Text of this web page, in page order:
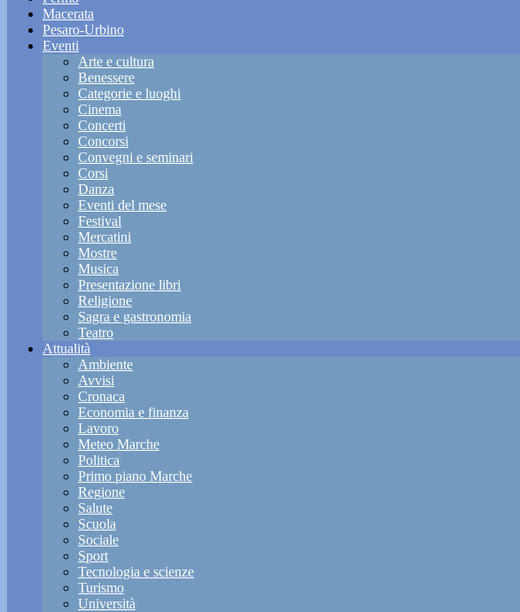
Macerata
Pesaro-Urbino
Eventi
Arte e cultura
Benessere
Categorie e luoghi
Cinema
Concerti
Concorsi
Convegni e seminari
Corsi
Danza
Eventi del mese
Festival
Mercatini
Mostre
Musica
Presentazione libri
Religione
Sagra e gastronomia
Teatro
Attualità
Ambiente
Avvisi
Cronaca
Economia e finanza
Lavoro
Meteo Marche
Politica
Primo piano Marche
Regione
Salute
Scuola
Sociale
Sport
Tecnologia e scienze
Turismo
Università